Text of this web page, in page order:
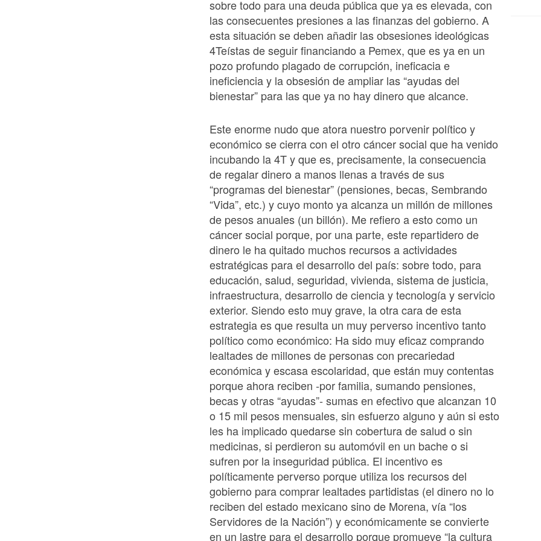
sobre todo para una deuda pública que ya es elevada, con
las consecuentes presiones a las finanzas del gobierno. A
esta situación se deben añadir las obsesiones ideológicas
4Teístas de seguir financiando a Pemex, que es ya en un
pozo profundo plagado de corrupción, ineficacia e
ineficiencia y la obsesión de ampliar las “ayudas del
bienestar” para las que ya no hay dinero que alcance.
Este enorme nudo que atora nuestro porvenir político y
económico se cierra con el otro cáncer social que ha venido
incubando la 4T y que es, precisamente, la consecuencia
de regalar dinero a manos llenas a través de sus
“programas del bienestar” (pensiones, becas, Sembrando
“Vida”, etc.) y cuyo monto ya alcanza un millón de millones
de pesos anuales (un billón). Me refiero a esto como un
cáncer social porque, por una parte, este repartidero de
dinero le ha quitado muchos recursos a actividades
estratégicas para el desarrollo del país: sobre todo, para
educación, salud, seguridad, vivienda, sistema de justicia,
infraestructura, desarrollo de ciencia y tecnología y servicio
exterior. Siendo esto muy grave, la otra cara de esta
estrategia es que resulta un muy perverso incentivo tanto
político como económico: Ha sido muy eficaz comprando
lealtades de millones de personas con precariedad
económica y escasa escolaridad, que están muy contentas
porque ahora reciben -por familia, sumando pensiones,
becas y otras “ayudas”- sumas en efectivo que alcanzan 10
o 15 mil pesos mensuales, sin esfuerzo alguno y aún si esto
les ha implicado quedarse sin cobertura de salud o sin
medicinas, si perdieron su automóvil en un bache o si
sufren por la inseguridad pública. El incentivo es
políticamente perverso porque utiliza los recursos del
gobierno para comprar lealtades partidistas (el dinero no lo
reciben del estado mexicano sino de Morena, vía “los
Servidores de la Nación”) y económicamente se convierte
en un lastre para el desarrollo porque promueve “la cultura